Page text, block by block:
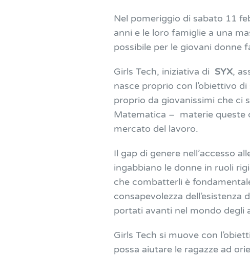
Nel pomeriggio di sabato 11
anni e le loro famiglie a una
possibile per le giovani donne
Girls Tech, iniziativa di SYX,
nasce proprio con l’obiettivo
proprio da giovanissimi che ci
Matematica – materie queste
mercato del lavoro.
Il gap di genere nell’accesso
ingabbiano le donne in ruoli
che combatterli è
consapevolezza
portati avanti nel mondo degli
Girls Tech si muove con
possa aiutare le ragazze ad